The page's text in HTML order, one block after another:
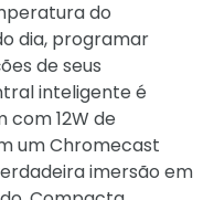
do
dia, programar
de seus
inteligente é
com 12W de
um Chromecast
imersão em